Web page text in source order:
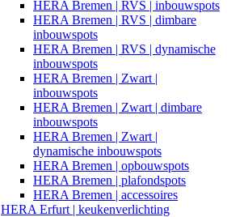
HERA Bremen | RVS | inbouwspots
HERA Bremen | RVS | dimbare
inbouwspots
HERA Bremen | RVS | dynamische
inbouwspots
HERA Bremen | Zwart |
inbouwspots
HERA Bremen | Zwart | dimbare
inbouwspots
HERA Bremen | Zwart |
dynamische inbouwspots
HERA Bremen | opbouwspots
HERA Bremen | plafondspots
HERA Bremen | accessoires
HERA Erfurt | keukenverlichting